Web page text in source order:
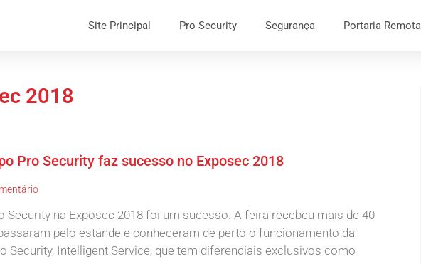
Site Principal Pro Security Segurança Portaria Remota
2018
Pro Security faz sucesso no Exposec 2018
Security na Exposec 2018 foi um sucesso. A feira recebeu mais de 40
pelo estande e conheceram de perto o funcionamento da
Security, Intelligent Service, que tem diferenciais exclusivos como